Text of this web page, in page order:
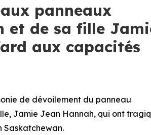
panneaux
et de sa fille
aux capacités
de dévoilement du panneau
Jamie Jean Hannah, qui ont
Saskatchewan.